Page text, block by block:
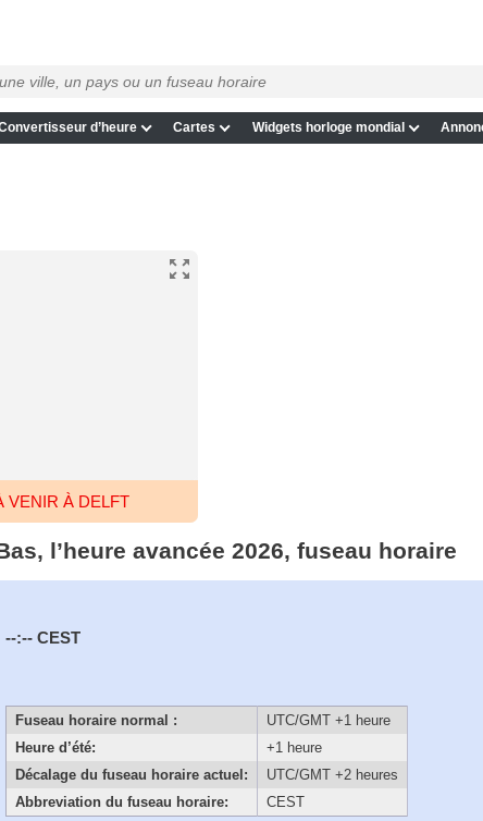
d’heure Cartes Widgets horloge mondial
VENIR À DELFT
l’heure avancée 2026, fuseau horaire
--:-- CEST
Fuseau horaire normal :
UTC/GMT +1 heure
Heure d’été:
+1 heure
Décalage du fuseau horaire actuel:
UTC/GMT +2 heures
Abbreviation du fuseau horaire:
CEST